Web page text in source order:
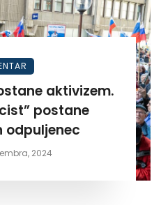
aktivizem.
odpuljenec
2024